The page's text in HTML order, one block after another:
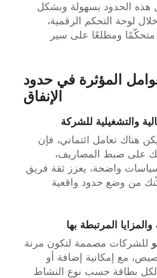
هذه الحدود بسهولة وبشكل
لوحة التحكم الرقمية،
متحكّمًا ومطلعًا على سير
المؤثرة في حدود
الإنفاق
والتشغيلية للشركة
هناك تعامل ائتماني، فإن
على ضبط المصاريف،
واضحة، يعزز ثقة فريق
من وضع حدود واقعية
المرتبطة بها
للشركات مصممة لتكون مرنة
مع إمكانية إضافة أو
لكل بطاقة حسب نوع النشاط